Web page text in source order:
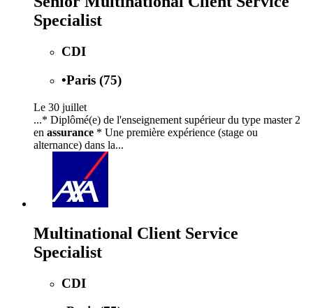
Specialist
CDI
•Paris (75)
Le 30 juillet
...* Diplômé(e) de l'enseignement supérieur du type master 2
en assurance * Une première expérience (stage ou
alternance) dans la...
Multinational Client Service
Specialist
CDI